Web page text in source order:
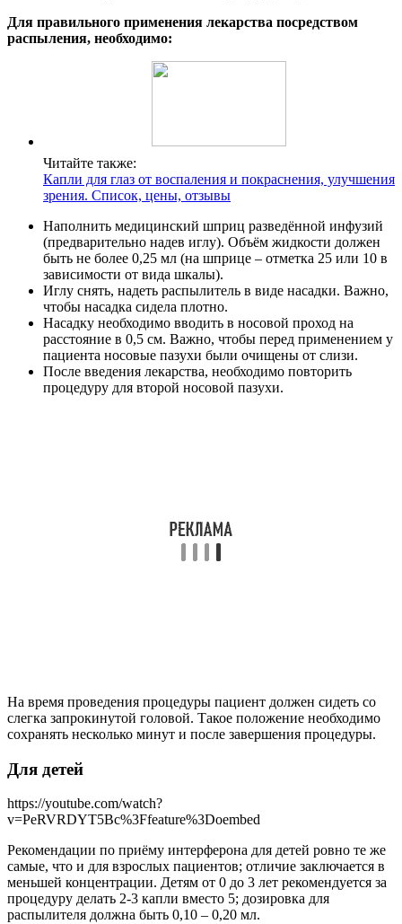
Для правильного применения лекарства посредством
распыления, необходимо:
Читайте также:
Капли для глаз от воспаления и покраснения, улучшения
зрения. Список, цены, отзывы
Наполнить медицинский шприц разведённой инфузий
(предварительно надев иглу). Объём жидкости должен
быть не более 0,25 мл (на шприце – отметка 25 или 10 в
зависимости от вида шкалы).
Иглу снять, надеть распылитель в виде насадки. Важно,
чтобы насадка сидела плотно.
Насадку необходимо вводить в носовой проход на
расстояние в 0,5 см. Важно, чтобы перед применением у
пациента носовые пазухи были очищены от слизи.
После введения лекарства, необходимо повторить
процедуру для второй носовой пазухи.
На время проведения процедуры пациент должен сидеть со
слегка запрокинутой головой. Такое положение необходимо
сохранять несколько минут и после завершения процедуры.
Для детей
https://youtube.com/watch?
v=PeRVRDYT5Bc%3Ffeature%3Doembed
Рекомендации по приёму интерферона для детей ровно те же
самые, что и для взрослых пациентов; отличие заключается в
меньшей концентрации. Детям от 0 до 3 лет рекомендуется за
процедуру делать 2-3 капли вместо 5; дозировка для
распылителя должна быть 0,10 – 0,20 мл.